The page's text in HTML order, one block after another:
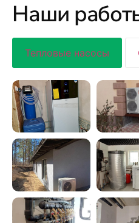
Наши
Тепловые насосы